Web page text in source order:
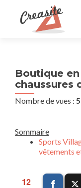
Boutique
chaussures
Nombre de vues :
Sommaire
Sports
vêtements
12